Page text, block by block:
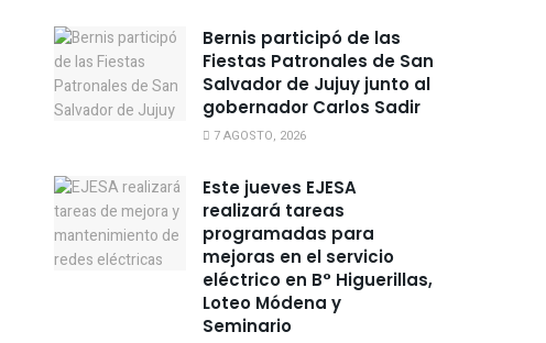
Bernis participó de las
Fiestas Patronales de San
Salvador de Jujuy junto al
gobernador Carlos Sadir
7 AGOSTO, 2026
Este jueves EJESA
realizará tareas
programadas para
mejoras en el servicio
eléctrico en B° Higuerillas,
Loteo Módena y
Seminario